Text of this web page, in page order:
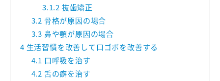
3.1.2 抜歯矯正
3.2 骨格が原因の場合
3.3 鼻や顎が原因の場合
4 生活習慣を改善して口ゴボを改善する
4.1 口呼吸を治す
4.2 舌の癖を治す